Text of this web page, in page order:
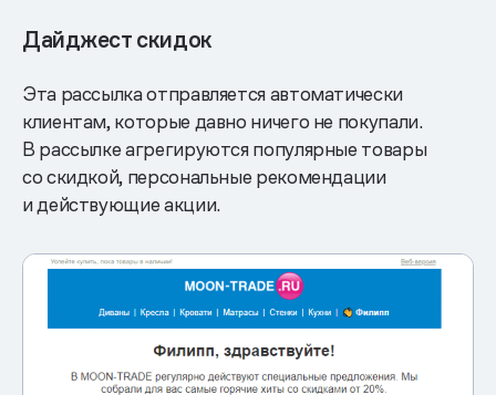
Дайджест скидок
Эта рассылка отправляется автоматически
клиентам, которые давно ничего не покупали.
В рассылке агрегируются популярные товары
со скидкой, персональные рекомендации
и действующие акции.